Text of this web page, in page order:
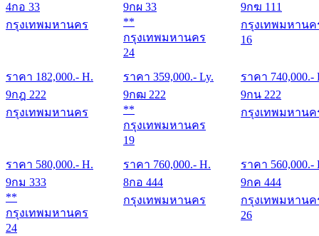
4กอ 33
กรุงเทพมหานคร
ราคา 182,000.- H.
9กผ 33
**
กรุงเทพมหานคร
24
ราคา 359,000.- Ly.
9กฆ 111
กรุงเทพมหานค
16
ราคา 740,000.-
9กฎ 222
กรุงเทพมหานคร
ราคา 580,000.- H.
9กฒ 222
**
กรุงเทพมหานคร
19
ราคา 760,000.- H.
9กน 222
กรุงเทพมหานค
ราคา 560,000.-
9กม 333
**
กรุงเทพมหานคร
24
8กอ 444
กรุงเทพมหานคร
9กค 444
กรุงเทพมหานค
26